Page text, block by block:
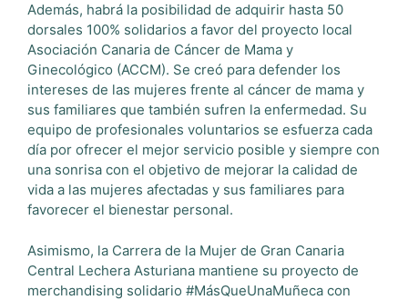
Además, habrá la posibilidad de adquirir hasta 50
dorsales 100% solidarios a favor del proyecto local
Asociación Canaria de Cáncer de Mama y
Ginecológico (ACCM). Se creó para defender los
intereses de las mujeres frente al cáncer de mama y
sus familiares que también sufren la enfermedad. Su
equipo de profesionales voluntarios se esfuerza cada
día por ofrecer el mejor servicio posible y siempre con
una sonrisa con el objetivo de mejorar la calidad de
vida a las mujeres afectadas y sus familiares para
favorecer el bienestar personal.
Asimismo, la Carrera de la Mujer de Gran Canaria
Central Lechera Asturiana mantiene su proyecto de
merchandising solidario #MásQueUnaMuñeca con